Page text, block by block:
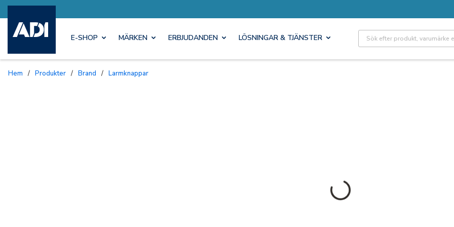
E-SHOP MÄRKEN ERBJUDANDEN LÖSNINGAR & TJÄNSTER Site Search
Hem / Produkter / Brand / Larmknappar